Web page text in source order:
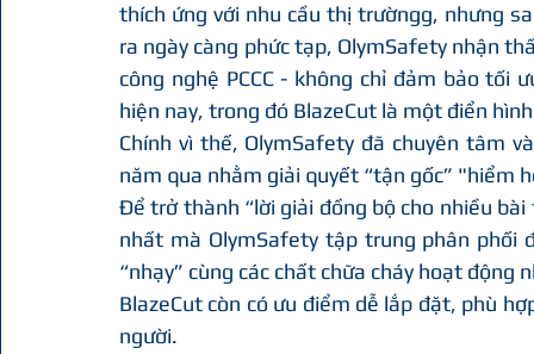
thích ứng với nhu cầu thị trườngg, nhưng
ra ngày càng phức tạp, OlymSafety nhận
công nghệ PCCC - không chỉ đảm bảo
hiện nay, trong đó BlazeCut là một điển
Chính vì thế, OlymSafety đã chuyên tâm
năm qua nhằm giải quyết “tận gốc” "hiểm
Để trở thành “lời giải đồng bộ cho nhiều bài
nhất mà OlymSafety tập trung phân phối
“nhạy” cùng các chất chữa cháy hoạt động
BlazeCut còn có ưu điểm dễ lắp đặt, phù
người.